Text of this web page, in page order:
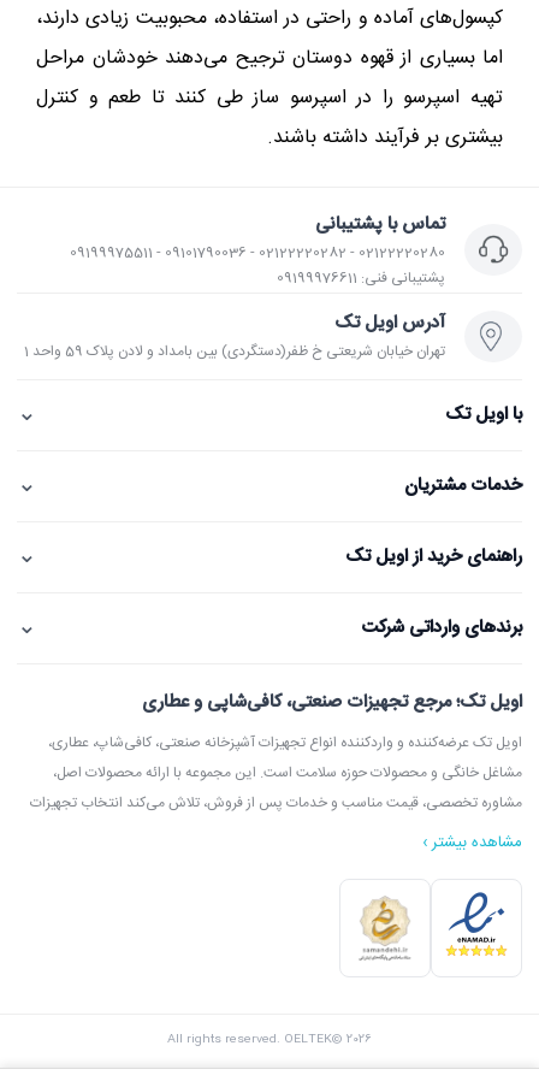
کپسول‌های آماده و راحتی در استفاده، محبوبیت زیادی دارند،
اما بسیاری از قهوه‌ دوستان ترجیح می‌دهند خودشان مراحل
تهیه اسپرسو را در اسپرسو ساز طی کنند تا طعم و کنترل
بیشتری بر فرآیند داشته باشند.
تماس با پشتیبانی
02122220280 - 02122220282 - 09101790036 - 09199975511
پشتیبانی فنی: 09199976611
آدرس اویل تک
تهران خیابان شریعتی خ ظفر(دستگردی) بین بامداد و لادن پلاک 59 واحد 1
با اویل تک ⌄
خدمات مشتریان ⌄
راهنمای خرید از اویل تک ⌄
برندهای وارداتی شرکت ⌄
اویل تک؛ مرجع تجهیزات صنعتی، کافی‌شاپی و عطاری
اویل تک عرضه‌کننده و واردکننده انواع تجهیزات آشپزخانه صنعتی، کافی‌شاپ، عطاری،
مشاغل خانگی و محصولات حوزه سلامت است. این مجموعه با ارائه محصولات اصل،
مشاوره تخصصی، قیمت مناسب و خدمات پس از فروش، تلاش می‌کند انتخاب تجهیزات
در اویل تک می‌توانید انواع دستگاه آسیاب عطاری، آسیاب قهوه، دستگاه روغن‌گیری،
ارده‌گیری و کره‌گیری، دستگاه بخور، بویلر آب جوش، اسپرسوساز، گریل، سرخ‌کن، خمیرگیر،
پشتیبانی واقعی، گزینه‌ای مطمئن برای خرید تجهیزات صنعتی و فروشگاهی محسوب
می‌شود.
مشاهده بیشتر ›
All rights reserved. OELTEK© 2026